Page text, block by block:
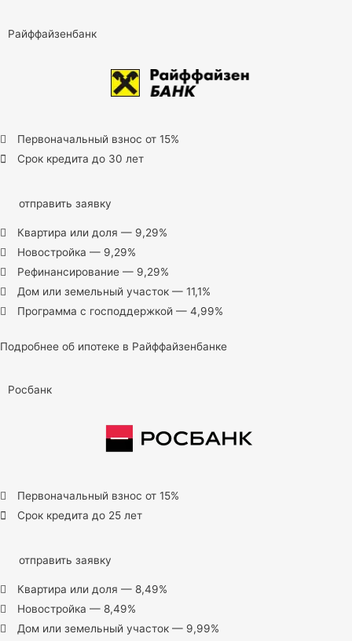
Райффайзенбанк
Первоначальный взнос от 15%
Срок кредита до 30 лет
отправить заявку
Квартира или доля — 9,29%
Новостройка — 9,29%
Рефинансирование — 9,29%
Дом или земельный участок — 11,1%
Программа с господдержкой — 4,99%
Подробнее об ипотеке в Райффайзенбанке
Росбанк
Первоначальный взнос от 15%
Срок кредита до 25 лет
отправить заявку
Квартира или доля — 8,49%
Новостройка — 8,49%
Дом или земельный участок — 9,99%